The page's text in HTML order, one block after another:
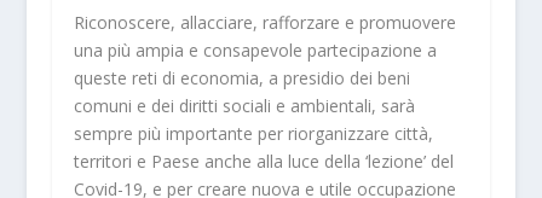
Riconoscere, allacciare, rafforzare e promuovere
una più ampia e consapevole partecipazione a
queste reti di economia, a presidio dei beni
comuni e dei diritti sociali e ambientali, sarà
sempre più importante per riorganizzare città,
territori e Paese anche alla luce della ‘lezione’ del
Covid-19, e per creare nuova e utile occupazione